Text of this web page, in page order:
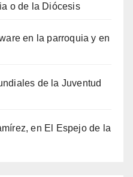
o de la Diócesis
en la parroquia y en
de la Juventud
en El Espejo de la